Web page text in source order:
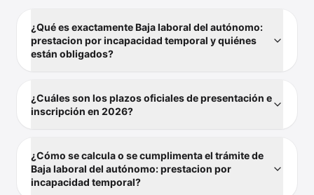
¿Qué es exactamente Baja laboral del autónomo:
prestacion por incapacidad temporal y quiénes
están obligados?
¿Cuáles son los plazos oficiales de presentación e
inscripción en 2026?
¿Cómo se calcula o se cumplimenta el trámite de
Baja laboral del autónomo: prestacion por
incapacidad temporal?